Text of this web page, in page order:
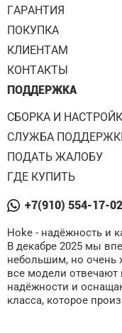
ГАРАНТИЯ
ПОКУПКА
КЛИЕНТАМ
КОНТАКТЫ
ПОДДЕРЖКА
СБОРКА И
СЛУЖБА
ПОДАТЬ ЖАЛОБУ
ГДЕ КУПИТЬ
+7(910) 554-17-02
Hoke - надёжность и
В декабре 2025 мы
небольшим, но очень
все модели
надёжности и
класса, которое